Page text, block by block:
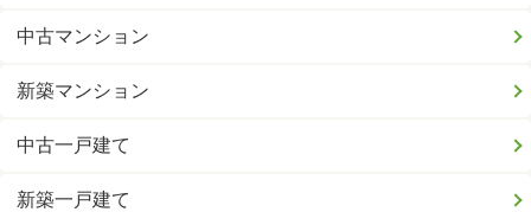
中古マンション
新築マンション
中古一戸建て
新築一戸建て